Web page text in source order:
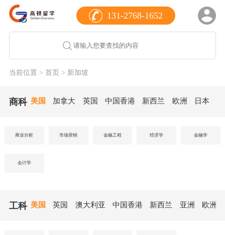
131-2768-1652
当前位置 > 首页 > 新加坡
商科 美国 加拿大 英国 中国香港 新西兰 欧洲 日本
商业分析 市场营销 金融工程 经济学 金融学
会计学
工科 美国 英国 澳大利亚 中国香港 新西兰 亚洲 欧洲